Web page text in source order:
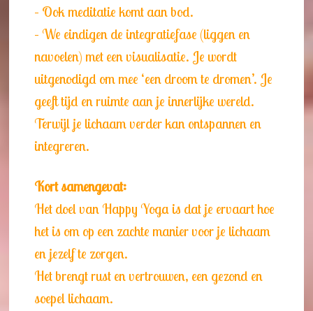
– Ook meditatie komt aan bod.
– We eindigen de integratiefase (liggen en
navoelen) met een visualisatie. Je wordt
uitgenodigd om mee ‘een droom te dromen’. Je
geeft tijd en ruimte aan je innerlijke wereld.
Terwijl je lichaam verder kan ontspannen en
integreren.
Kort samengevat:
Het doel van Happy Yoga is dat je ervaart hoe
het is om op een zachte manier voor je lichaam
en jezelf te zorgen.
Het brengt rust en vertrouwen, een gezond en
soepel lichaam.